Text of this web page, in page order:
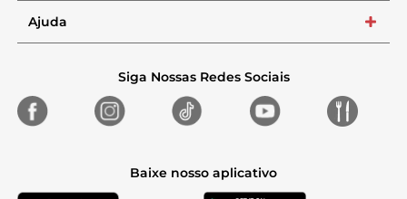
Ajuda +
Siga Nossas Redes Sociais
Baixe nosso aplicativo